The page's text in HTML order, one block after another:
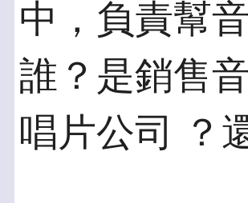
中，負責幫
誰？是銷售
唱片公司 ？